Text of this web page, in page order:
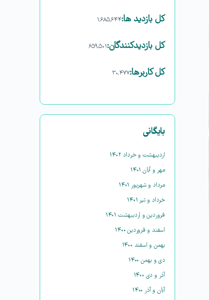
کل بازدید ها:۱,۶۸۵,۶۴۴
کل بازدیدکنند‌گان:۶۵۹,۵۰۱
کل کاربرها:۳۰,۴۷۷
بایگانی
اردیبهشت و خرداد ۱۴۰۲
مهر و آبان ۱۴۰۱
مرداد و شهریور ۱۴۰۱
خرداد و تیر ۱۴۰۱
فروردین و اردیبهشت ۱۴۰۱
اسفند و فروردین ۱۴۰۰
بهمن و اسفند ۱۴۰۰
دی و بهمن ۱۴۰۰
آذر و دی ۱۴۰۰
آبان و آذر ۱۴۰۰